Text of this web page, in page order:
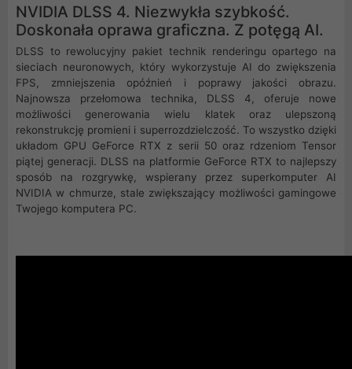
NVIDIA DLSS 4. Niezwykła szybkość.
Doskonała oprawa graficzna. Z potęgą AI.
DLSS to rewolucyjny pakiet technik renderingu opartego na
sieciach neuronowych, który wykorzystuje AI do zwiększenia
FPS, zmniejszenia opóźnień i poprawy jakości obrazu.
‌Najnowsza przełomowa technika, DLSS 4, oferuje nowe
możliwości generowania wielu klatek oraz ulepszoną
rekonstrukcję promieni i superrozdzielczość. To wszystko dzięki
układom GPU GeForce RTX z serii 50 oraz rdzeniom Tensor
piątej generacji. DLSS na platformie GeForce RTX to najlepszy
sposób na rozgrywkę, wspierany przez superkomputer AI
NVIDIA w chmurze, stale zwiększający możliwości gamingowe
Twojego komputera PC.